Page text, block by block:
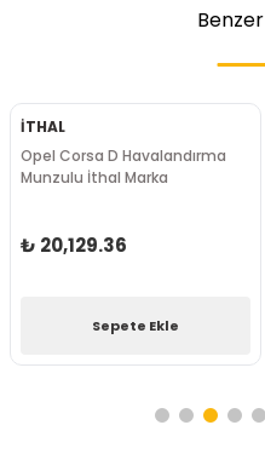
Benzer
İTHAL
Opel Corsa D Havalandırma
Munzulu İthal Marka
₺ 20,129.36
Sepete Ekle